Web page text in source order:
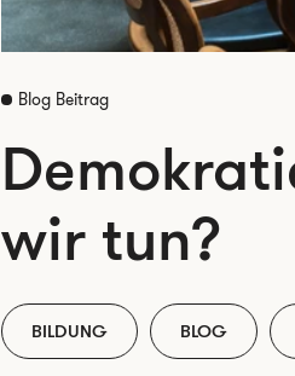
Blog Beitrag
wir tun?
BILDUNG BLOG